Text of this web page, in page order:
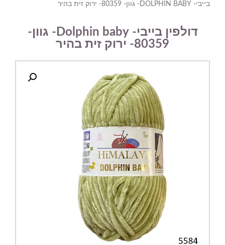
בייבי- DOLPHIN BABY- גוון- 80359- ירוק זית בהיר
דולפין בייבי- Dolphin baby- גוון-
80359- ירוק זית בהיר